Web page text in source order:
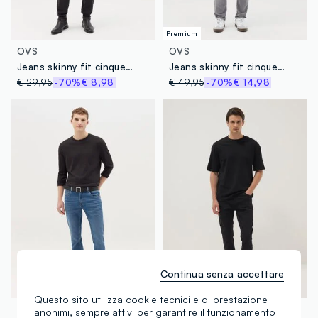
OVS
Jeans skinny fit cinque tasche
€ 29,95-70%€ 8,98
Premium
OVS
Jeans skinny fit cinque tasche in misto cotone coolmax
€ 49,95 -70%€ 14,98
OVS OVS
Questo sito utilizza cookie tecnici e di prestazione
anonimi, sempre attivi per garantire il funzionamento
Continua senza accettare